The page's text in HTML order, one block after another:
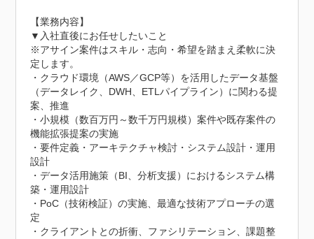
【業務内容】
▼入社直後にお任せしたいこと
※アサイン案件はスキル・志向・希望を踏まえ柔軟に決
定します。
・クラウド環境（AWS／GCP等）を活用したデータ基盤
（データレイク、DWH、ETLパイプライン）に関わる提
案、推進
・小規模（数百万円～数千万円規模）案件や既存案件の
機能拡張提案の実施
・要件定義・アーキテクチャ検討・システム設計・運用
設計
・データ活用施策（BI、分析支援）におけるシステム構
築・運用設計
・PoC（技術検証）の実施、最適な技術アプローチの選
定
・クライアントとの折衝、ファシリテーション、課題整